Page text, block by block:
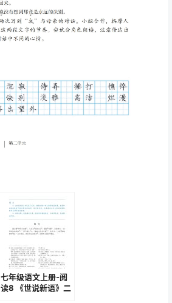
七年级语文上册-阅
读8 《世说新语》二